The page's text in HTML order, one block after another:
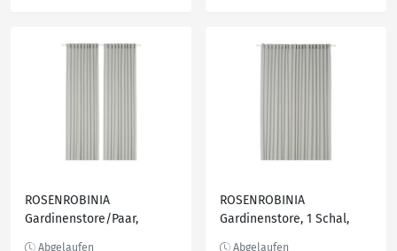
ROSENROBINIA
Gardinenstore/Paar,
ROSENROBINIA
Gardinenstore, 1 Schal,